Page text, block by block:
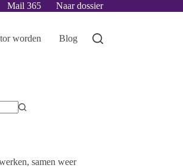
Mail 365 Naar dossier
worden Blog
samen weer